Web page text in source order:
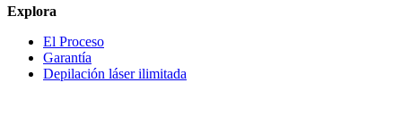
Explora
El Proceso
Garantía
Depilación láser ilimitada